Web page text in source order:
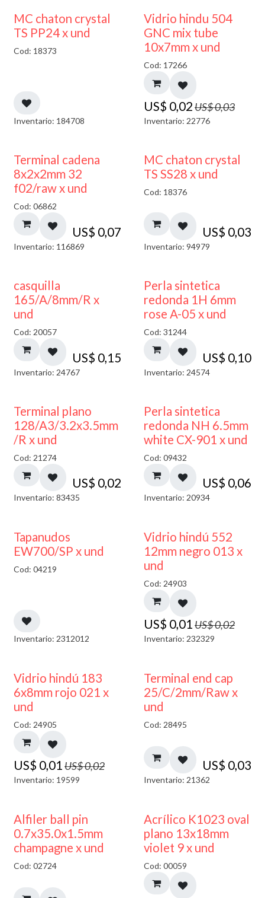
MC chaton crystal
TS PP24 x und
Cod: 18373
Inventario: 184708
40% DESCUENTO
Vidrio hindu 504
GNC mix tube
10x7mm x und
Cod: 17266
US$ 0,02US$0,03
Inventario: 22776
Terminal cadena
8x2x2mm 32
f02/raw x und
Cod: 06862
US$ 0,07
Inventario: 116869
MC chaton crystal
TS SS28 x und
Cod: 18376
US$ 0,03
Inventario: 94979
casquilla
165/A/8mm/R x
und
Cod: 20057
US$ 0,15
Inventario: 24767
Perla sintetica
redonda 1H 6mm
rose A-05 x und
Cod: 31244
US$ 0,10
Inventario: 24574
Terminal plano
128/A3/3.2x3.5mm
/R x und
Cod: 21274
US$ 0,02
Inventario: 83435
Perla sintetica
redonda NH 6.5mm
white CX-901 x und
Cod: 09432
US$ 0,06
Inventario: 20934
50% DESCUENTO
Tapanudos
EW700/SP x und
Cod: 04219
Inventario: 2312012
40% DESCUENTO
Vidrio hindú 552
12mm negro 013 x
und
Cod: 24903
US$ 0,01US$0,02
Inventario: 232329
40% DESCUENTO
Vidrio hindú 183
6x8mm rojo 021 x
und
Cod: 24905
US$ 0,01US$0,02
Inventario: 19599
Terminal end cap
25/C/2mm/Raw x
und
Cod: 28495
US$ 0,03
Inventario: 21362
Alfiler ball pin
0.7x35.0x1.5mm
champagne x und
Cod: 02724 50% DESCUENTO
Acrílico K1023 oval
plano 13x18mm
violet 9 x und
Cod: 00059